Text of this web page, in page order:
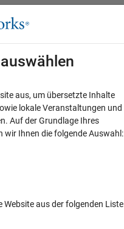
aus, um übersetzte Inhalte
lokale Veranstaltungen und
Auf der Grundlage Ihres
wir Ihnen die folgende Auswahl:
Website aus der folgenden Liste